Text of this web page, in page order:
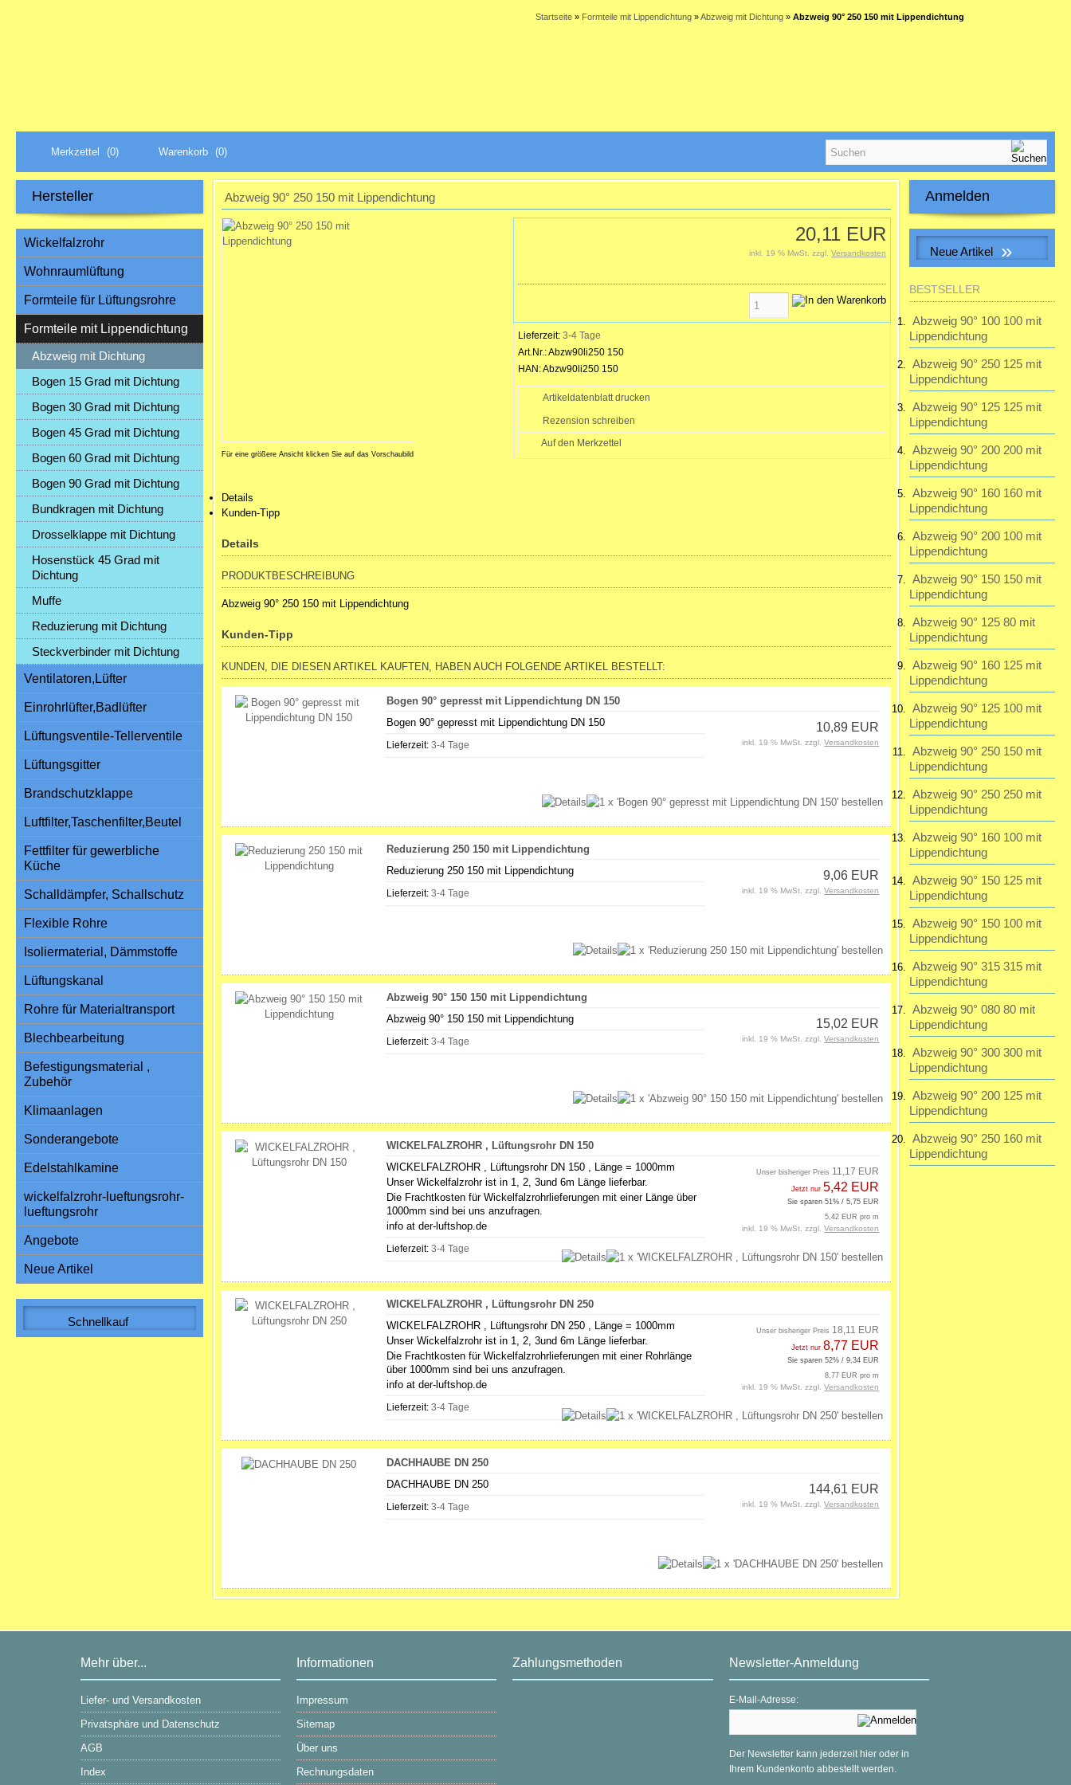
Startseite» Formteile mit Lippendichtung»Abzweig mit Dichtung» Abzweig 90° 250 150 mit Lippendichtung
Warenkorb (0)
Merkzettel (0)
Abzweig 90° 250 150 mit Lippendichtung
Für eine größere Ansicht klicken Sie auf das Vorschaubild
20,11 EUR
inkl. 19 % MwSt. zzgl.Versandkosten
Lieferzeit: 3-4 Tage
Art.Nr.:Abzw90li250 150
HAN:Abzw90li250 150
Artikeldatenblatt drucken
Rezension schreiben
Details
Kunden-Tipp
Details
PRODUKTBESCHREIBUNG
Abzweig 90° 250 150 mit Lippendichtung
Kunden-Tipp
KUNDEN, DIE DIESEN ARTIKEL KAUFTEN, HABEN AUCH FOLGENDE ARTIKEL BESTELLT:
Bogen 90° gepresst mit Lippendichtung DN 150
Bogen 90° gepresst mit Lippendichtung DN 150
Lieferzeit: 3-4 Tage
10,89 EUR
inkl. 19 % MwSt. zzgl.Versandkosten
Reduzierung 250 150 mit Lippendichtung
Reduzierung 250 150 mit Lippendichtung
Lieferzeit: 3-4 Tage
9,06 EUR
inkl. 19 % MwSt. zzgl.Versandkosten
Abzweig 90° 150 150 mit Lippendichtung
Abzweig 90° 150 150 mit Lippendichtung
Lieferzeit: 3-4 Tage
15,02 EUR
inkl. 19 % MwSt. zzgl.Versandkosten
WICKELFALZROHR , Lüftungsrohr DN 150
WICKELFALZROHR , Lüftungsrohr DN 150 , Länge = 1000mm
Unser Wickelfalzrohr ist in 1, 2, 3und 6m Länge lieferbar.
Die Frachtkosten für Wickelfalzrohrlieferungen mit einer Länge über
1000mm sind bei uns anzufragen.
info at der-luftshop.de
Lieferzeit: 3-4 Tage
Unser bisheriger Preis 11,17 EUR
Jetzt nur5,42 EUR
Sie sparen 51% / 5,75 EUR
5,42 EUR pro m
inkl. 19 % MwSt. zzgl.Versandkosten
WICKELFALZROHR , Lüftungsrohr DN 250
WICKELFALZROHR , Lüftungsrohr DN 250 , Länge = 1000mm
Unser Wickelfalzrohr ist in 1, 2, 3und 6m Länge lieferbar.
Die Frachtkosten für Wickelfalzrohrlieferungen mit einer Rohrlänge
über 1000mm sind bei uns anzufragen.
info at der-luftshop.de
Lieferzeit: 3-4 Tage
Unser bisheriger Preis 18,11 EUR
Jetzt nur8,77 EUR
Sie sparen 52% / 9,34 EUR
8,77 EUR pro m
inkl. 19 % MwSt. zzgl.Versandkosten
DACHHAUBE DN 250
DACHHAUBE DN 250
Lieferzeit: 3-4 Tage
144,61 EUR
inkl. 19 % MwSt. zzgl.Versandkosten
Hersteller
Wickelfalzrohr
Wohnraumlüftung
Formteile für Lüftungsrohre
Formteile mit Lippendichtung
Abzweig mit Dichtung
Bogen 15 Grad mit Dichtung
Bogen 30 Grad mit Dichtung
Bogen 45 Grad mit Dichtung
Bogen 60 Grad mit Dichtung
Bogen 90 Grad mit Dichtung
Bundkragen mit Dichtung
Drosselklappe mit Dichtung
Hosenstück 45 Grad mit
Dichtung
Muffe
Reduzierung mit Dichtung
Steckverbinder mit Dichtung
Ventilatoren,Lüfter
Einrohrlüfter,Badlüfter
Lüftungsventile-Tellerventile
Lüftungsgitter
Brandschutzklappe
Luftfilter,Taschenfilter,Beutel
Fettfilter für gewerbliche
Küche
Schalldämpfer, Schallschutz
Flexible Rohre
Isoliermaterial, Dämmstoffe
Lüftungskanal
Rohre für Materialtransport
Blechbearbeitung
Befestigungsmaterial ,
Zubehör
Klimaanlagen
Sonderangebote
Edelstahlkamine
wickelfalzrohr-lueftungsrohr-
lueftungsrohr
Angebote
Neue Artikel
Schnellkauf
Anmelden
Passwort vergessen?
Neue Artikel »
Kleinraum-Ventilatator, Feuchte,
LED
195,23 EUR
Versandkosten
BESTSELLER
Abzweig 90° 100 100 mit
Lippendichtung
Abzweig 90° 250 125 mit
Lippendichtung
Abzweig 90° 125 125 mit
Lippendichtung
Abzweig 90° 200 200 mit
Lippendichtung
Abzweig 90° 160 160 mit
Lippendichtung
Abzweig 90° 200 100 mit
Lippendichtung
Abzweig 90° 150 150 mit
Lippendichtung
Abzweig 90° 125 80 mit
Lippendichtung
Abzweig 90° 160 125 mit
Lippendichtung
Abzweig 90° 125 100 mit
Lippendichtung
Abzweig 90° 250 150 mit
Lippendichtung
Abzweig 90° 250 250 mit
Lippendichtung
Abzweig 90° 160 100 mit
Lippendichtung
Abzweig 90° 150 125 mit
Lippendichtung
Abzweig 90° 150 100 mit
Lippendichtung
Abzweig 90° 315 315 mit
Lippendichtung
Abzweig 90° 080 80 mit
Lippendichtung
Abzweig 90° 300 300 mit
Lippendichtung
Abzweig 90° 200 125 mit
Lippendichtung
Abzweig 90° 250 160 mit
Lippendichtung
Mehr über...
Liefer- und Versandkosten
Privatsphäre und Datenschutz
AGB
Index
Informationen
Impressum
Sitemap
Über uns
Rechnungsdaten
Zahlungsmethoden Newsletter-Anmeldung
E-Mail-Adresse:
Der Newsletter kann jederzeit hier oder in
Ihrem Kundenkonto abbestellt werden.